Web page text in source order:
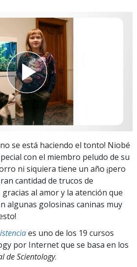
se está haciendo el tonto! Niobé
con el miembro peludo de su
ni siquiera tiene un año ¡pero
cantidad de trucos de
al amor y la atención que
algunas golosinas caninas muy
es uno de los 19 cursos
por Internet que se basa en los
de Scientology.